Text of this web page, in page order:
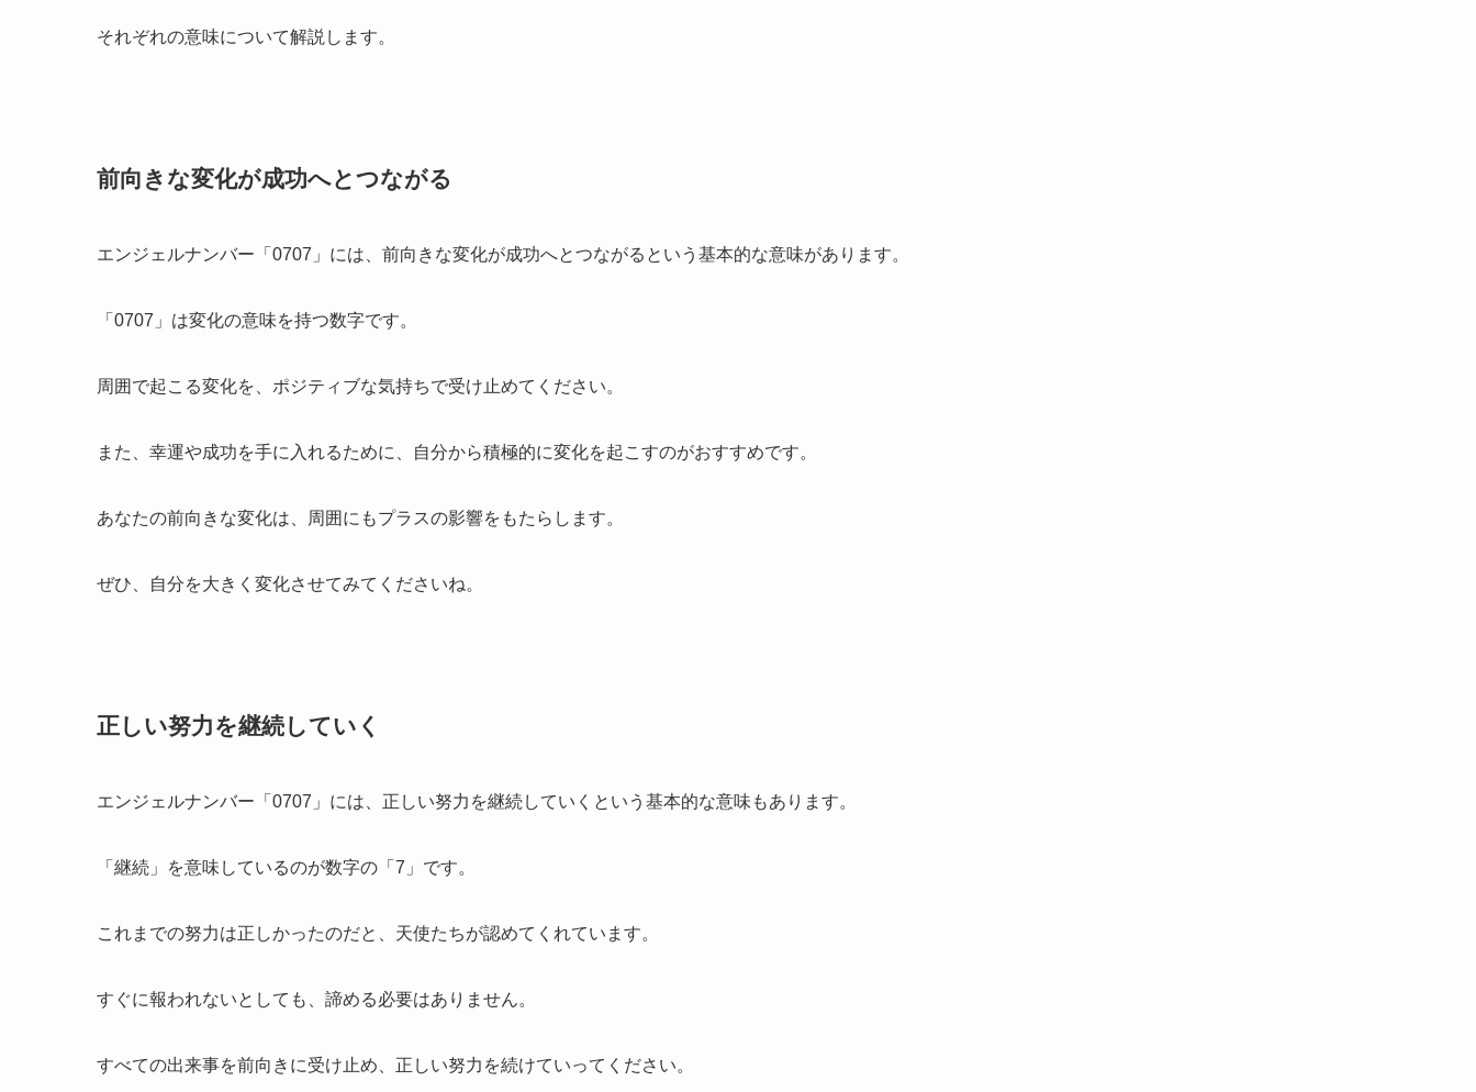
それぞれの意味について解説します。
前向きな変化が成功へとつながる
エンジェルナンバー「0707」には、前向きな変化が成功へとつながるという基本的な意味があります。
「0707」は変化の意味を持つ数字です。
周囲で起こる変化を、ポジティブな気持ちで受け止めてください。
また、幸運や成功を手に入れるために、自分から積極的に変化を起こすのがおすすめです。
あなたの前向きな変化は、周囲にもプラスの影響をもたらします。
ぜひ、自分を大きく変化させてみてくださいね。
正しい努力を継続していく
エンジェルナンバー「0707」には、正しい努力を継続していくという基本的な意味もあります。
「継続」を意味しているのが数字の「7」です。
これまでの努力は正しかったのだと、天使たちが認めてくれています。
すぐに報われないとしても、諦める必要はありません。
すべての出来事を前向きに受け止め、正しい努力を続けていってください。